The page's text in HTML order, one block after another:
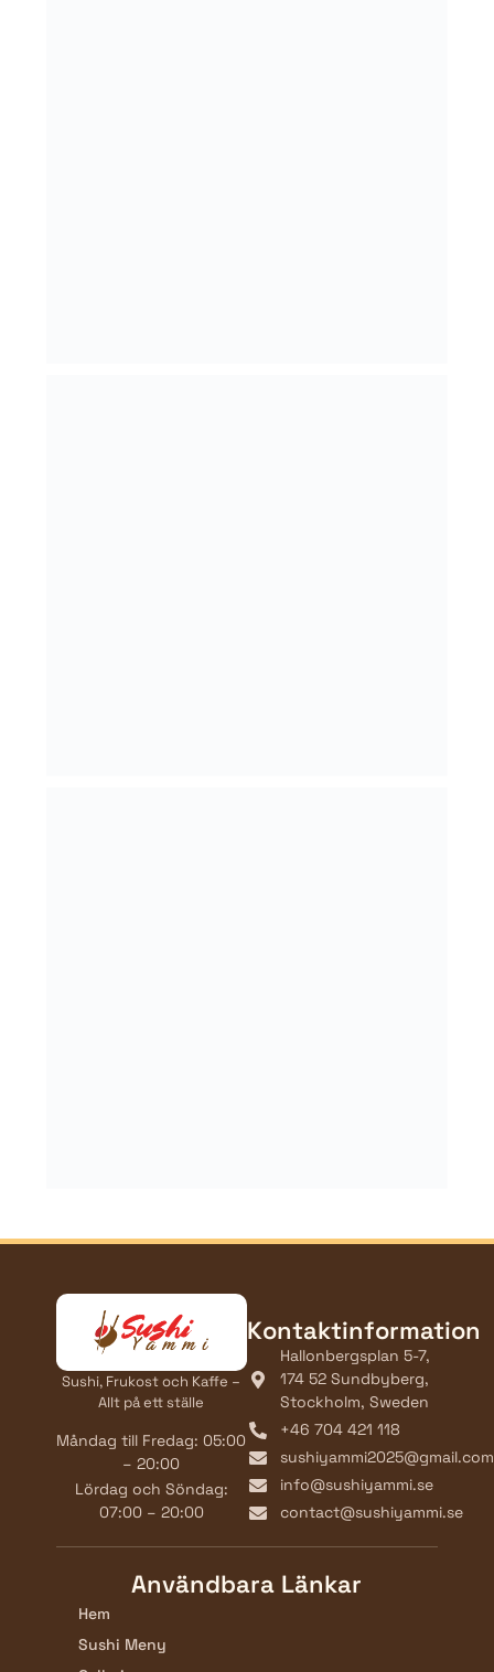
Kontaktinformation
Hallonbergsplan 5-7,
174 52 Sundbyberg,
Stockholm, Sweden
+46 704 421 118
sushiyammi2025@gmail.com
info@sushiyammi.se
contact@sushiyammi.se
Sushi, Frukost och Kaffe –
Allt på ett ställe
Måndag till Fredag: 05:00
– 20:00
Lördag och Söndag:
07:00 – 20:00
Användbara Länkar
Hem
Sushi Meny